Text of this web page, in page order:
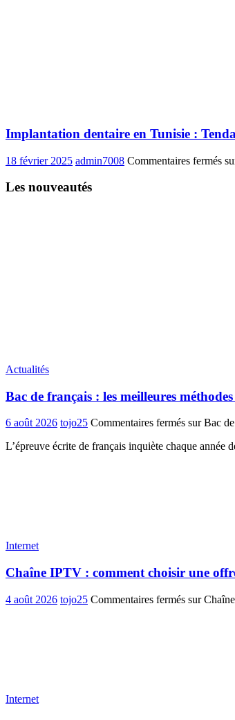
Implantation dentaire en Tunisie :
18 février 2025 admin7008 Commentaires fermés
Les nouveautés
Actualités
Bac de français : les meilleures
6 août 2026 tojo25 Commentaires fermés sur Bac
L’épreuve écrite de français inquiète chaque
Internet
Chaîne IPTV : comment choisir une
4 août 2026 tojo25 Commentaires fermés sur
Internet